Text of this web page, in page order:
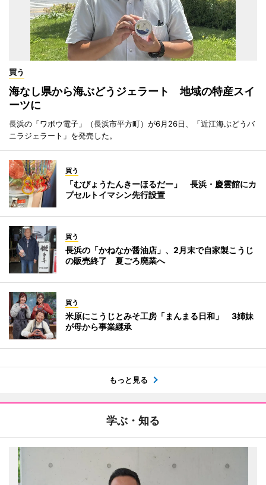
買う
海なし県から海ぶどうジェラート 地域の特産スイ
ーツに
長浜の「ワボウ電子」（長浜市平方町）が6月26日、「近江海ぶどうバ
ニラジェラート」を発売した。
買う
「むびょうたんきーほるだー」 長浜・慶雲館にカ
プセルトイマシン先行設置
買う
長浜の「かねなか醤油店」、2月末で自家製こうじ
の販売終了 夏ごろ廃業へ
買う
米原にこうじとみそ工房「まんまる日和」 3姉妹
が母から事業継承
もっと見る
学ぶ・知る